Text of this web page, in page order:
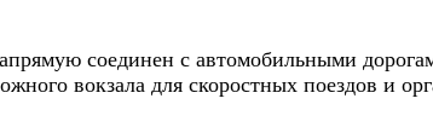
соединен с автомобильными
вокзала для скоростных поездов